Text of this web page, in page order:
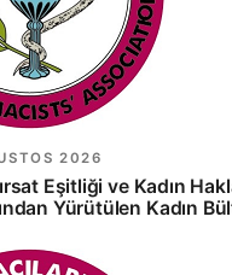
2026
Eşitliği ve Kadın
Yürütülen Kadın